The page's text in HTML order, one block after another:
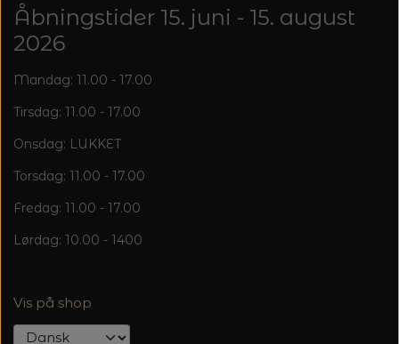
Åbningstider 15. juni - 15. august
2026
Mandag: 11.00 - 17.00
Tirsdag: 11.00 - 17.00
Onsdag: LUKKET
Torsdag: 11.00 - 17.00
Fredag: 11.00 - 17.00
Lørdag: 10.00 - 1400
Vis på shop